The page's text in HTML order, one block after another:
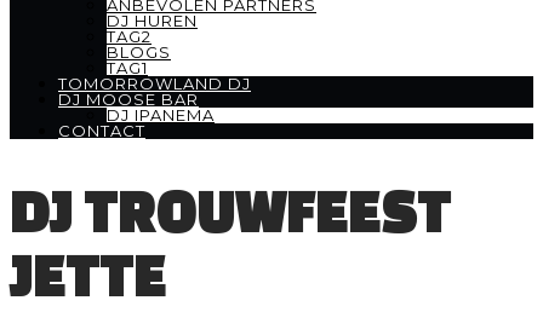
ANBEVOLEN PARTNERS
DJ HUREN
TAG2
BLOGS
TAG1
TOMORROWLAND DJ
DJ MOOSE BAR
DJ IPANEMA
CONTACT
DJ TROUWFEEST
JETTE